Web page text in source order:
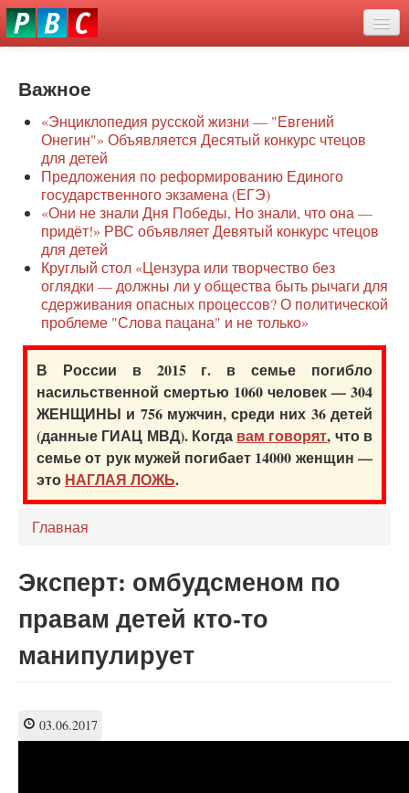
Перейти
к
О нас
Защита семей
Образование
Наше сопротивление
Регионы
Видео
Важное
«Энциклопедия русской жизни — "Евгений
Онегин"» Объявляется Десятый конкурс чтецов
для детей
Предложения по реформированию Единого
государственного экзамена (ЕГЭ)
«Они не знали Дня Победы, Но знали, что она —
придёт!» РВС объявляет Девятый конкурс чтецов
для детей
Круглый стол «Цензура или творчество без
оглядки — должны ли у общества быть рычаги для
сдерживания опасных процессов? О политической
проблеме "Слова пацана" и не только»
В России в 2015 г. в семье погибло
насильственной смертью 1060 человек — 304
ЖЕНЩИНЫ и 756 мужчин, среди них 36 детей
(данные ГИАЦ МВД). Когда вам говорят, что в
семье от рук мужей погибает 14000 женщин —
это НАГЛАЯ ЛОЖЬ.
Главная
Эксперт: омбудсменом по
правам детей кто-то
манипулирует
03.06.2017